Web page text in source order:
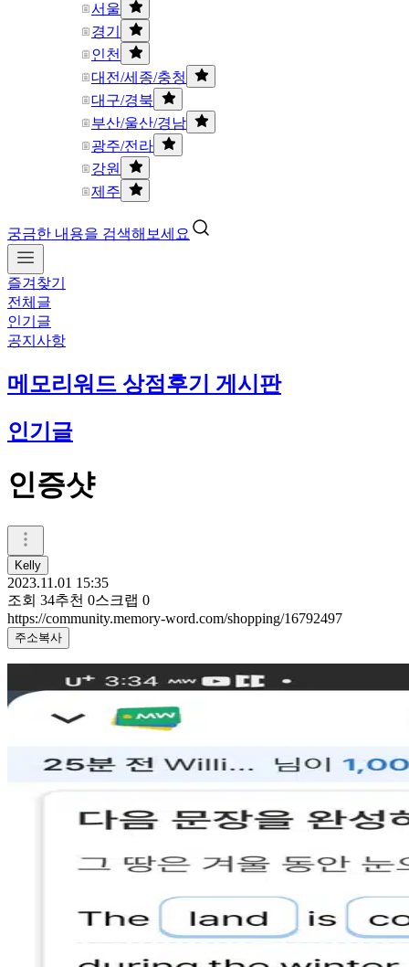
서울
경기
인천
대전/세종/충청
대구/경북
부산/울산/경남
광주/전라
강원
제주
궁금한 내용을 검색해보세요
즐겨찾기
전체글
인기글
공지사항
메모리워드 상점후기 게시판
인기글
인증샷
Kelly
2023.11.01 15:35
조회 34추천 0스크랩 0
https://community.memory-word.com/shopping/16792497
주소복사